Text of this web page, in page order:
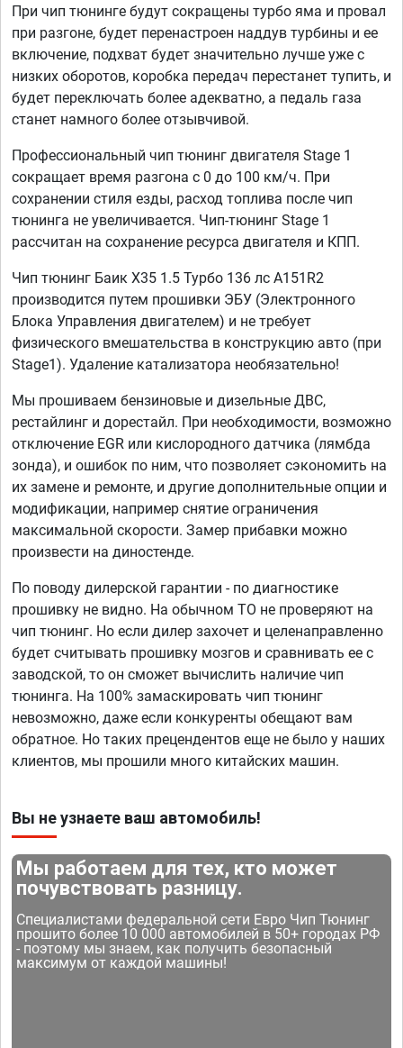
При чип тюнинге будут сокращены турбо яма и провал
при разгоне, будет перенастроен наддув турбины и ее
включение, подхват будет значительно лучше уже с
низких оборотов, коробка передач перестанет тупить, и
будет переключать более адекватно, а педаль газа
станет намного более отзывчивой.
Профессиональный чип тюнинг двигателя Stage 1
сокращает время разгона с 0 до 100 км/ч. При
сохранении стиля езды, расход топлива после чип
тюнинга не увеличивается. Чип-тюнинг Stage 1
рассчитан на сохранение ресурса двигателя и КПП.
Чип тюнинг Баик Х35 1.5 Турбо 136 лс A151R2
производится путем прошивки ЭБУ (Электронного
Блока Управления двигателем) и не требует
физического вмешательства в конструкцию авто (при
Stage1). Удаление катализатора необязательно!
Мы прошиваем бензиновые и дизельные ДВС,
рестайлинг и дорестайл. При необходимости, возможно
отключение EGR или кислородного датчика (лямбда
зонда), и ошибок по ним, что позволяет сэкономить на
их замене и ремонте, и другие дополнительные опции и
модификации, например снятие ограничения
максимальной скорости. Замер прибавки можно
произвести на диностенде.
По поводу дилерской гарантии - по диагностике
прошивку не видно. На обычном ТО не проверяют на
чип тюнинг. Но если дилер захочет и целенаправленно
будет считывать прошивку мозгов и сравнивать ее с
заводской, то он сможет вычислить наличие чип
тюнинга. На 100% замаскировать чип тюнинг
невозможно, даже если конкуренты обещают вам
обратное. Но таких прецендентов еще не было у наших
клиентов, мы прошили много китайских машин.
Вы не узнаете ваш автомобиль!
Мы работаем для тех, кто может
почувствовать разницу.
Специалистами федеральной сети Евро Чип Тюнинг
прошито более 10 000 автомобилей в 50+ городах РФ
- поэтому мы знаем, как получить безопасный
максимум от каждой машины!